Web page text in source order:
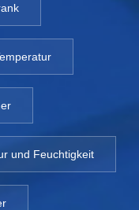
und Feuchtigkeit